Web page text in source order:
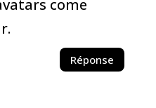
come
.
Réponse